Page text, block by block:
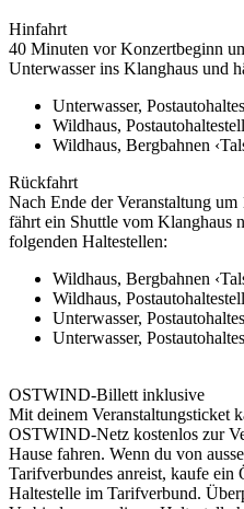
Hinfahrt
40 Minuten vor Konzertbeginn
Unterwasser ins Klanghaus und
Unterwasser,
Wildhaus,
Wildhaus, Bergbahnen
Rückfahrt
Nach Ende der Veranstaltung
fährt ein Shuttle vom Klanghaus
folgenden Haltestellen:
Wildhaus, Bergbahnen
Wildhaus,
Unterwasser,
Unterwasser,
OSTWIND-Billett inklusive
Mit deinem Veranstaltungsticket
OSTWIND-Netz kostenlos zur
Hause fahren. Wenn du von
Tarifverbundes anreist, kaufe ein
Haltestelle im Tarifverbund.